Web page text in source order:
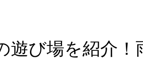
遊び場を紹介！